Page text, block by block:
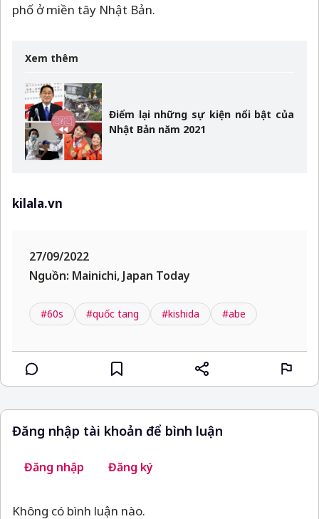
phố ở miền tây Nhật Bản.
Xem thêm
Điểm lại những sự kiện nổi bật của
Nhật Bản năm 2021
kilala.vn
27/09/2022
Nguồn: Mainichi, Japan Today
#60s #quốc tang #kishida #abe
Đăng nhập tài khoản để bình luận
Đăng nhập Đăng ký
Không có bình luận nào.